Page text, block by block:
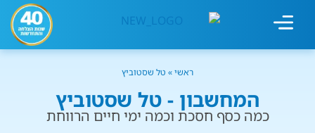
ראשי» טל שסטוביץ
המחשבון - טל שסטוביץ
כמה כסף חסכת וכמה ימי חיים הרווחת